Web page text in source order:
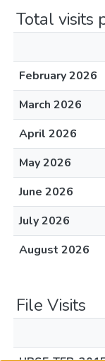
Total visits
February 2026
March 2026
April 2026
May 2026
June 2026
July 2026
August 2026
File Visits